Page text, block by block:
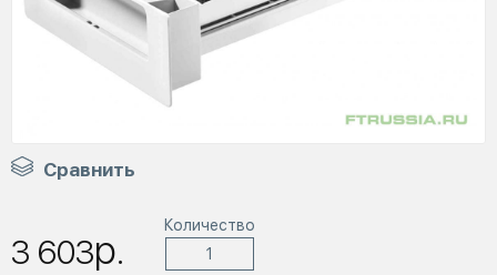
Сравнить
3 603р.
Количество